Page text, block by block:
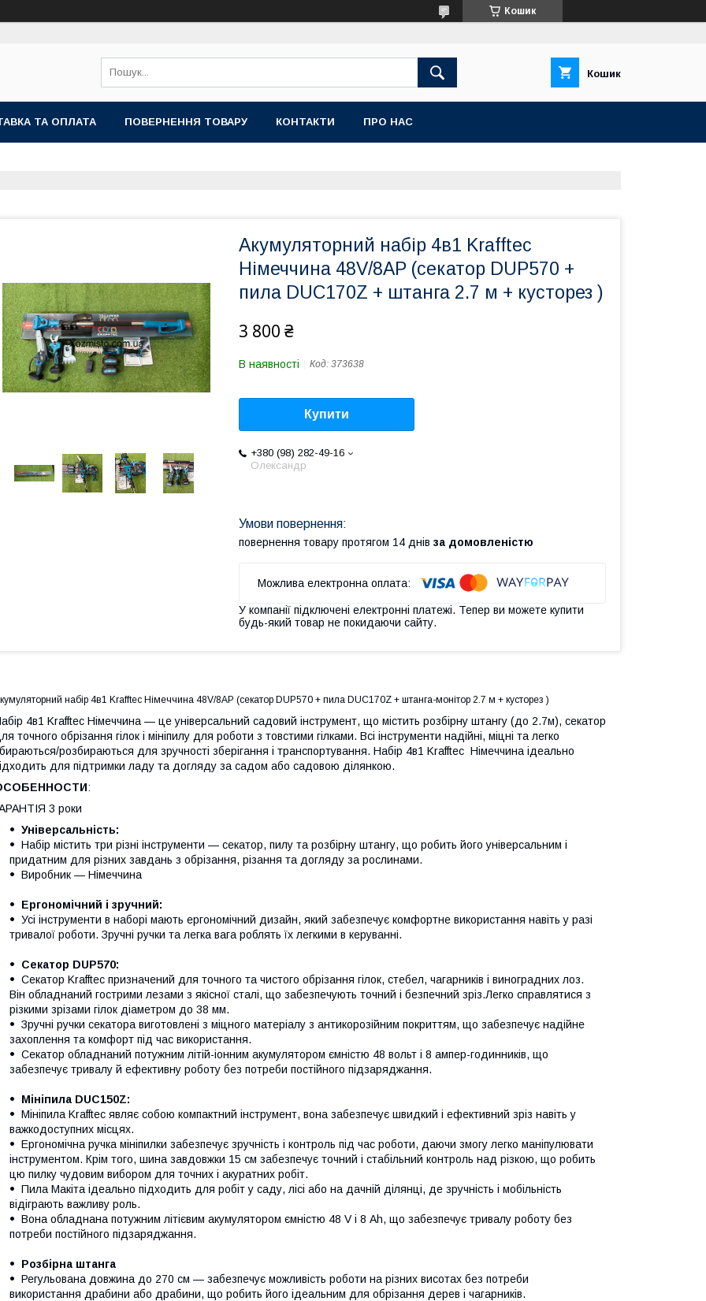
Кошик
Кошик
ТА ОПЛАТА ПОВЕРНЕННЯ ТОВАРУ КОНТАКТИ ПРО НАС
Акумуляторний набір 4в1 Krafftec
Німеччина 48V/8AP (секатор DUP570 +
пила DUC170Z + штанга 2.7 м + кусторез )
3 800 ₴
В наявності Код: 373638
Купити
+380 (98) 282-49-16
Олександр
повернення товару протягом 14 днів за домовленістю
У компанії підключені електронні платежі. Тепер ви можете купити
будь-який товар не покидаючи сайту.
набір 4в1 Krafftec Німеччина 48V/8AP (секатор DUP570 + пила DUC170Z + штанга-монітор 2.7 м + кусторез )
4в1 Krafftec Німеччина — це універсальний садовий інструмент, що містить розбірну штангу (до 2.7м), секатор
точного обрізання гілок і мініпилу для роботи з товстими гілками. Всі інструменти надійні, міцні та легко
розбираються для зручності зберігання і транспортування. Набір 4в1 Krafftec Німеччина ідеально
для підтримки ладу та догляду за садом або садовою ділянкою.
:
3 роки
Універсальність:
Набір містить три різні інструменти — секатор, пилу та розбірну штангу, що робить його універсальним і
придатним для різних завдань з обрізання, різання та догляду за рослинами.
Виробник — Німеччина
Ергономічний і зручний:
Усі інструменти в наборі мають ергономічний дизайн, який забезпечує комфортне використання навіть у разі
тривалої роботи. Зручні ручки та легка вага роблять їх легкими в керуванні.
Секатор DUP570:
Секатор Krafftec призначений для точного та чистого обрізання гілок, стебел, чагарників і виноградних лоз.
Він обладнаний гострими лезами з якісної сталі, що забезпечують точний і безпечний зріз.Легко справлятися з
різкими зрізами гілок діаметром до 38 мм.
Зручні ручки секатора виготовлені з міцного матеріалу з антикорозійним покриттям, що забезпечує надійне
захоплення та комфорт під час використання.
Секатор обладнаний потужним літій-іонним акумулятором ємністю 48 вольт і 8 ампер-годинників, що
забезпечує тривалу й ефективну роботу без потреби постійного підзаряджання.
Мініпила DUC150Z:
Мініпила Krafftec являє собою компактний інструмент, вона забезпечує швидкий і ефективний зріз навіть у
важкодоступних місцях.
Ергономічна ручка мініпилки забезпечує зручність і контроль під час роботи, даючи змогу легко маніпулювати
інструментом. Крім того, шина завдовжки 15 см забезпечує точний і стабільний контроль над різкою, що робить
цю пилку чудовим вибором для точних і акуратних робіт.
Пила Макіта ідеально підходить для робіт у саду, лісі або на дачній ділянці, де зручність і мобільність
відіграють важливу роль.
Вона обладнана потужним літієвим акумулятором ємністю 48 V і 8 Ah, що забезпечує тривалу роботу без
потреби постійного підзаряджання.
Розбірна штанга
Регульована довжина до 270 см — забезпечує можливість роботи на різних висотах без потреби
використання драбини або драбини, що робить його ідеальним для обрізання дерев і чагарників.